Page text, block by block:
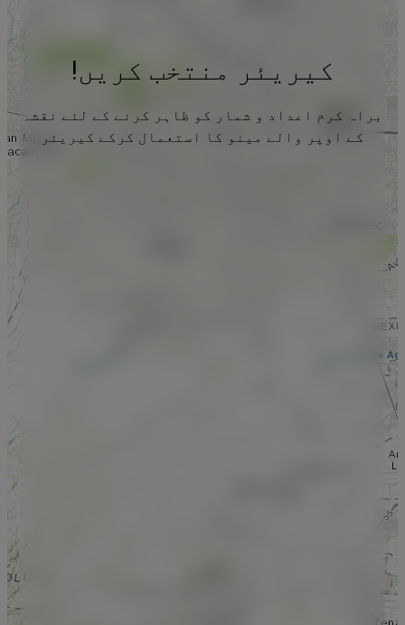
کیریئر منتخب کریں!
براہ کرم اعداد و شمار کو ظاہر کرنے کے لئے نقشہ
کے اوپر والے مینو کا استعمال کرکے کیریئر